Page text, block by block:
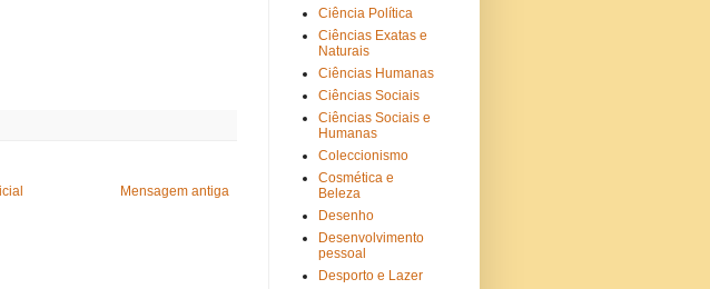
Mensagem antiga
Ciência Política
Ciências Exatas e
Naturais
Ciências Humanas
Ciências Sociais
Ciências Sociais e
Humanas
Coleccionismo
Cosmética e
Beleza
Desenho
Desenvolvimento
pessoal
Desporto e Lazer